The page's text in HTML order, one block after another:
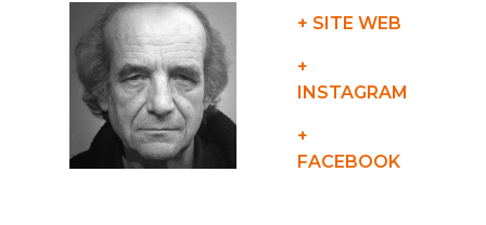
+ SITE WEB
+
INSTAGRAM
+
FACEBOOK